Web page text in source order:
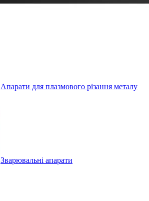
Апарати для плазмового різання металу
Зварювальні апарати